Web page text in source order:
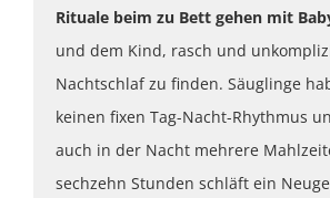
Rituale beim zu Bett gehen mit
und dem Kind, rasch und
Nachtschlaf zu finden. Säuglinge
keinen fixen Tag-Nacht-Rhythmus
auch in der Nacht mehrere
sechzehn Stunden schläft ein